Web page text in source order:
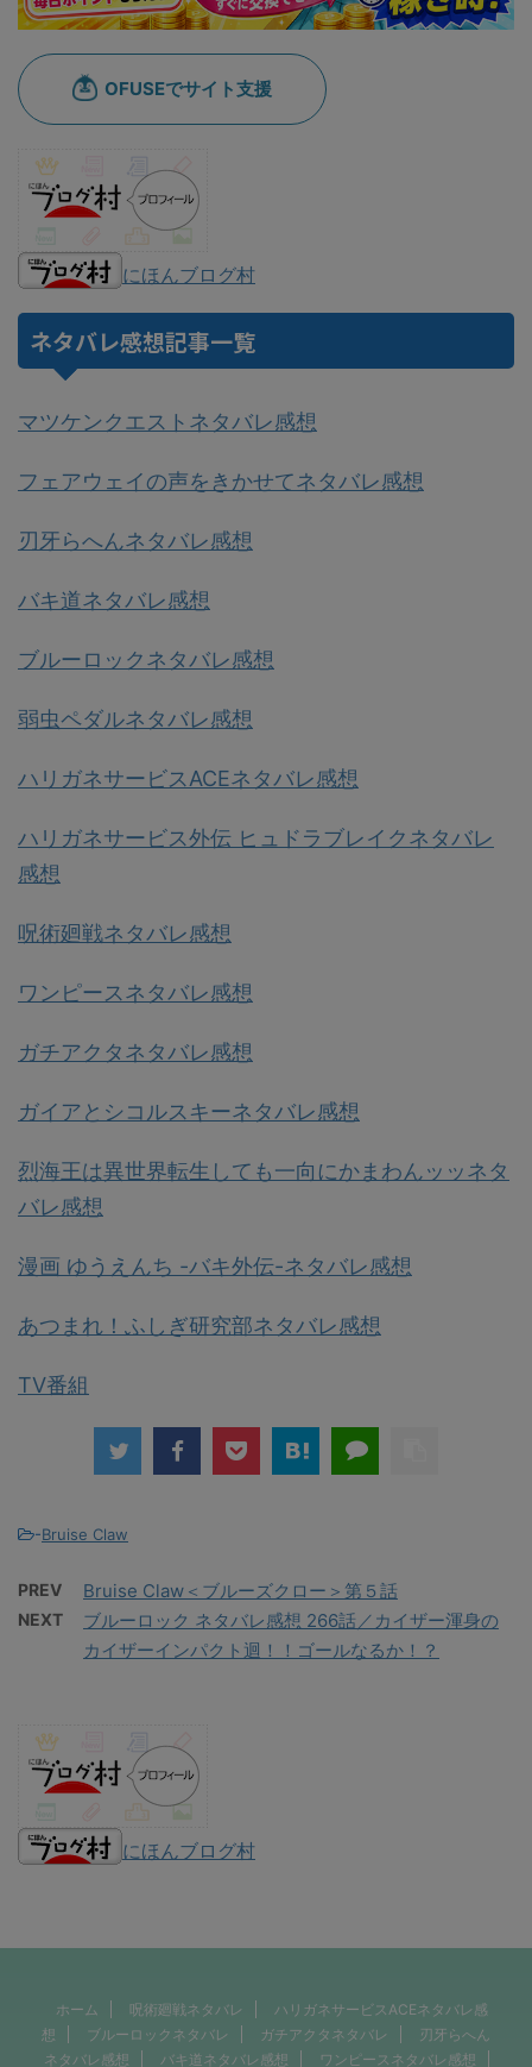
にほんブログ村
ネタバレ感想記事一覧
マツケンクエストネタバレ感想
フェアウェイの声をきかせてネタバレ感想
刃牙らへんネタバレ感想
バキ道ネタバレ感想
ブルーロックネタバレ感想
弱虫ペダルネタバレ感想
ハリガネサービスACEネタバレ感想
ハリガネサービス外伝 ヒュドラブレイクネタバレ
感想
呪術廻戦ネタバレ感想
ワンピースネタバレ感想
ガチアクタネタバレ感想
ガイアとシコルスキーネタバレ感想
烈海王は異世界転生しても一向にかまわんッッネタ
バレ感想
漫画 ゆうえんち -バキ外伝-ネタバレ感想
あつまれ！ふしぎ研究部ネタバレ感想
TV番組
-Bruise Claw
PREV Bruise Claw＜ブルーズクロー＞第５話
NEXT
ブルーロック ネタバレ感想 266話／カイザー渾身の
カイザーインパクト迴！！ゴールなるか！？
にほんブログ村
ホーム 呪術廻戦ネタバレ
ハリガネサービスACEネタバレ感
想
ブルーロックネタバレ ガチアクタネタバレ
刃牙らへん
ネタバレ感想
バキ道ネタバレ感想 ワンピースネタバレ感想